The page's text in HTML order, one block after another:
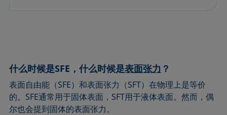
动态接触角
动态表面张力
乳剂
状态方程
表面自由能
表面张力
表面活性
表面活性剂
什么时候是SFE，什么时候是表面张力 ？
表面自由能（SFE）和表面张力（SFT）在物理上是等价
的。SFE通常用于固体表面，SFT用于液体表面。然而，偶
尔也会提到固体的表面张力。